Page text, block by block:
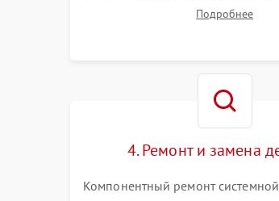
Замер емкости аккумулятора и
Подробнее
4. Ремонт и замена
Компонентный ремонт